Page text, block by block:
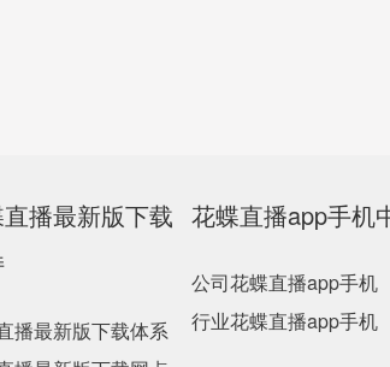
播最新版下载
播最新版下载体系
花蝶直播app手机
公司花蝶直播app手机
行业花蝶直播app手机